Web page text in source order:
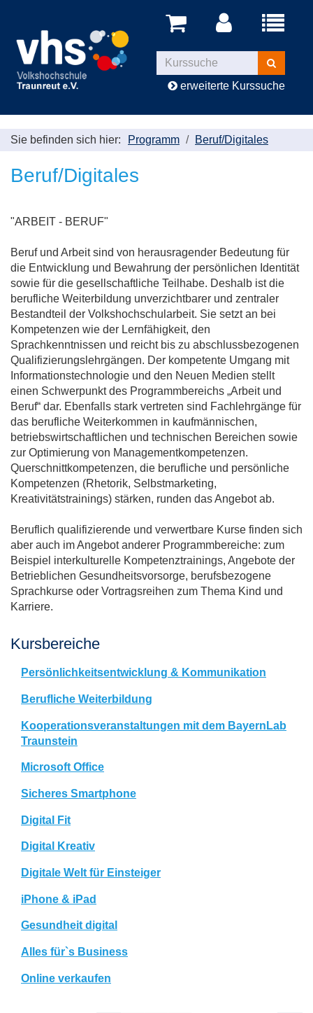
Menü
Kurse
suchen
erweiterte Kurssuche
Sie befinden sich hier: Programm Beruf/Digitales
Beruf/Digitales
"ARBEIT - BERUF"
Beruf und Arbeit sind von herausragender Bedeutung für
die Entwicklung und Bewahrung der persönlichen Identität
sowie für die gesellschaftliche Teilhabe. Deshalb ist die
berufliche Weiterbildung unverzichtbarer und zentraler
Bestandteil der Volkshochschularbeit. Sie setzt an bei
Kompetenzen wie der Lernfähigkeit, den
Sprachkenntnissen und reicht bis zu abschlussbezogenen
Qualifizierungslehrgängen. Der kompetente Umgang mit
Informationstechnologie und den Neuen Medien stellt
einen Schwerpunkt des Programmbereichs „Arbeit und
Beruf“ dar. Ebenfalls stark vertreten sind Fachlehrgänge für
das berufliche Weiterkommen in kaufmännischen,
betriebswirtschaftlichen und technischen Bereichen sowie
zur Optimierung von Managementkompetenzen.
Querschnittkompetenzen, die berufliche und persönliche
Kompetenzen (Rhetorik, Selbstmarketing,
Kreativitätstrainings) stärken, runden das Angebot ab.
Beruflich qualifizierende und verwertbare Kurse finden sich
aber auch im Angebot anderer Programmbereiche: zum
Beispiel interkulturelle Kompetenztrainings, Angebote der
Betrieblichen Gesundheitsvorsorge, berufsbezogene
Sprachkurse oder Vortragsreihen zum Thema Kind und
Karriere.
Kursbereiche
Persönlichkeitsentwicklung & Kommunikation
Berufliche Weiterbildung
Kooperationsveranstaltungen mit dem BayernLab
Traunstein
Microsoft Office
Sicheres Smartphone
Digital Fit
Digital Kreativ
Digitale Welt für Einsteiger
iPhone & iPad
Gesundheit digital
Alles für`s Business
Online verkaufen